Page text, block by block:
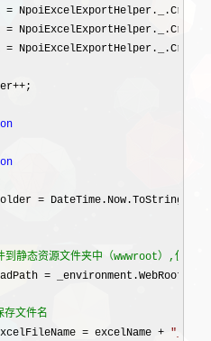
=
=
=
++;
= DateTime.Now.ToString(
到静态资源文件夹中（wwwroot）,使用绝
=
文件名
= excelName + "